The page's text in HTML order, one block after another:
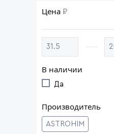
Цена ₽
В наличии
Да
Производитель
ASTROHIM